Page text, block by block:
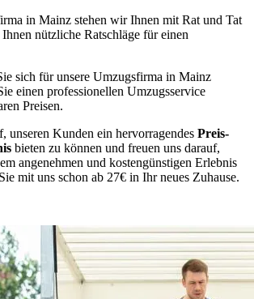
in Mainz stehen wir Ihnen mit Rat und Tat
nützliche Ratschläge für einen
sich für unsere Umzugsfirma in Mainz
einen professionellen Umzugsservice
Preisen.
unseren Kunden ein hervorragendes Preis-
bieten zu können und freuen uns darauf,
angenehmen und kostengünstigen Erlebnis
mit uns schon ab 27€ in Ihr neues Zuhause.